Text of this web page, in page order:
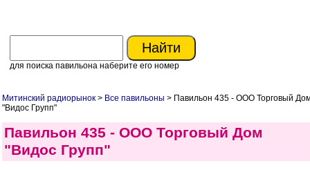
для поиска павильона наберите его номер
Митинский радиорынок > Все павильоны > Павильон 435 - ООО Торговый
"Видос Групп"
Павильон 435 - ООО Торговый Дом
"Видос Групп"